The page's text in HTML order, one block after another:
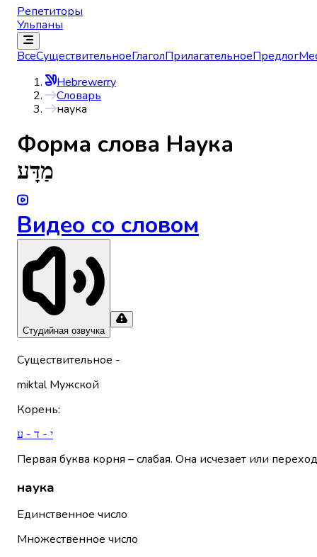
Репетиторы
Ульпаны
ВсеСуществительноеГлаголПрилагательноеПредлог
Hebrewerry
Словарь
наука
Форма слова Наука
מַדָּע
Видео со словом
Студийная озвучка
Существительное -
miktal Мужской
Корень:
י - ד - ע
Первая буква корня – слабая. Она исчезает или
наука
Единственное число
Множественное число